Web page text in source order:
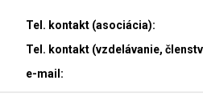
Tel. kontakt (asociácia):
Tel. kontakt (vzdelávanie,
e-mail: